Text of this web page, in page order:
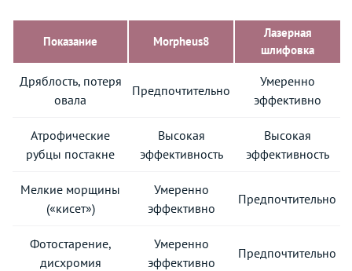
Показание Morpheus8
Лазерная
шлифовка
Дряблость, потеря
овала
Предпочтительно
Умеренно
эффективно
Атрофические
рубцы постакне
Высокая
эффективность
Высокая
эффективность
Мелкие морщины
(«кисет»)
Умеренно
эффективно
Предпочтительно
Фотостарение,
дисхромия
Умеренно
эффективно
Предпочтительно